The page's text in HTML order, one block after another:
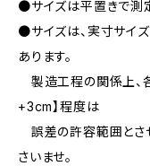
●サイズは平置きで測
●サイズは、実寸サイ
あります。
製造工程の関係上、
+3cm】程度は
誤差の許容範囲とさ
さいませ。